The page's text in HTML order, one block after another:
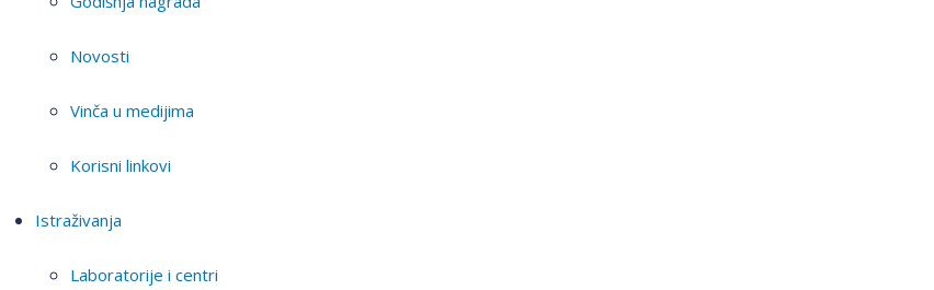
Novosti
Vinča u medijima
Korisni linkovi
Istraživanja
Laboratorije i centri